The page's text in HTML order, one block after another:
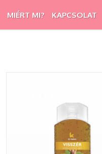
MIÉRT MI? KAPCSOLAT